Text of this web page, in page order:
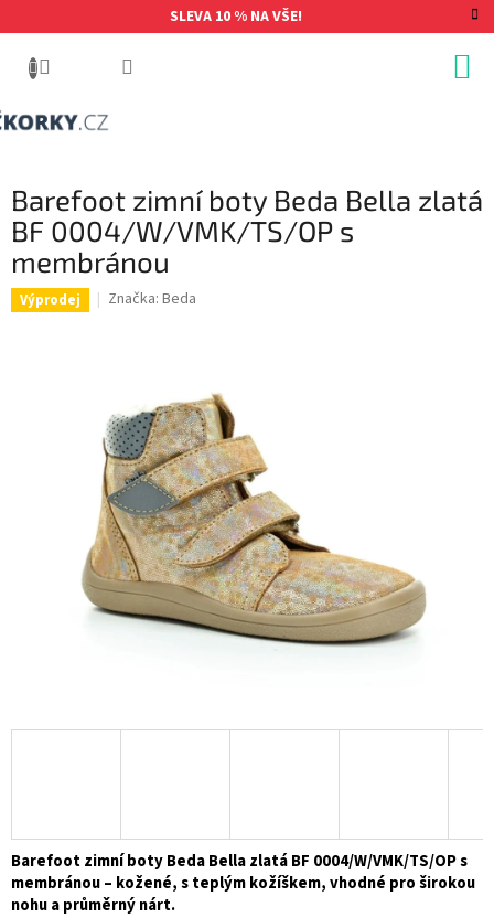
na
SLEVA 10 % NA VŠE!
Barefoot zimní boty Beda Bella zlatá
BF 0004/W/VMK/TS/OP s
membránou
Výprodej Značka: Beda
Barefoot zimní boty Beda Bella zlatá BF 0004/W/VMK/TS/OP s
membránou – kožené, s teplým kožíškem, vhodné pro širokou
nohu a průměrný nárt.